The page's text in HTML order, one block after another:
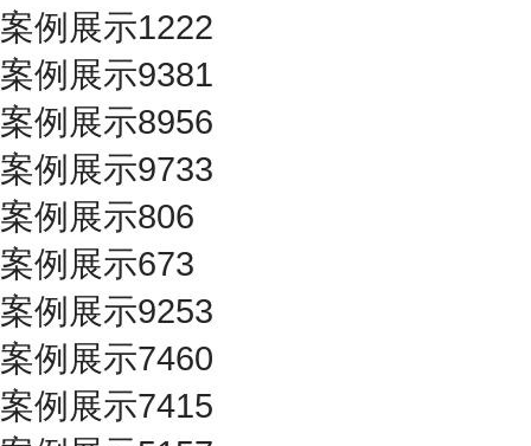
案例展示1222
案例展示9381
案例展示8956
案例展示9733
案例展示806
案例展示673
案例展示9253
案例展示7460
案例展示7415